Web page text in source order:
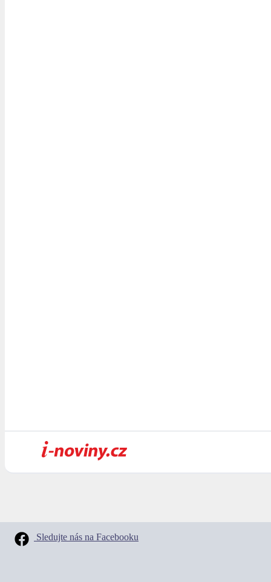
Sledujte nás na Facebooku